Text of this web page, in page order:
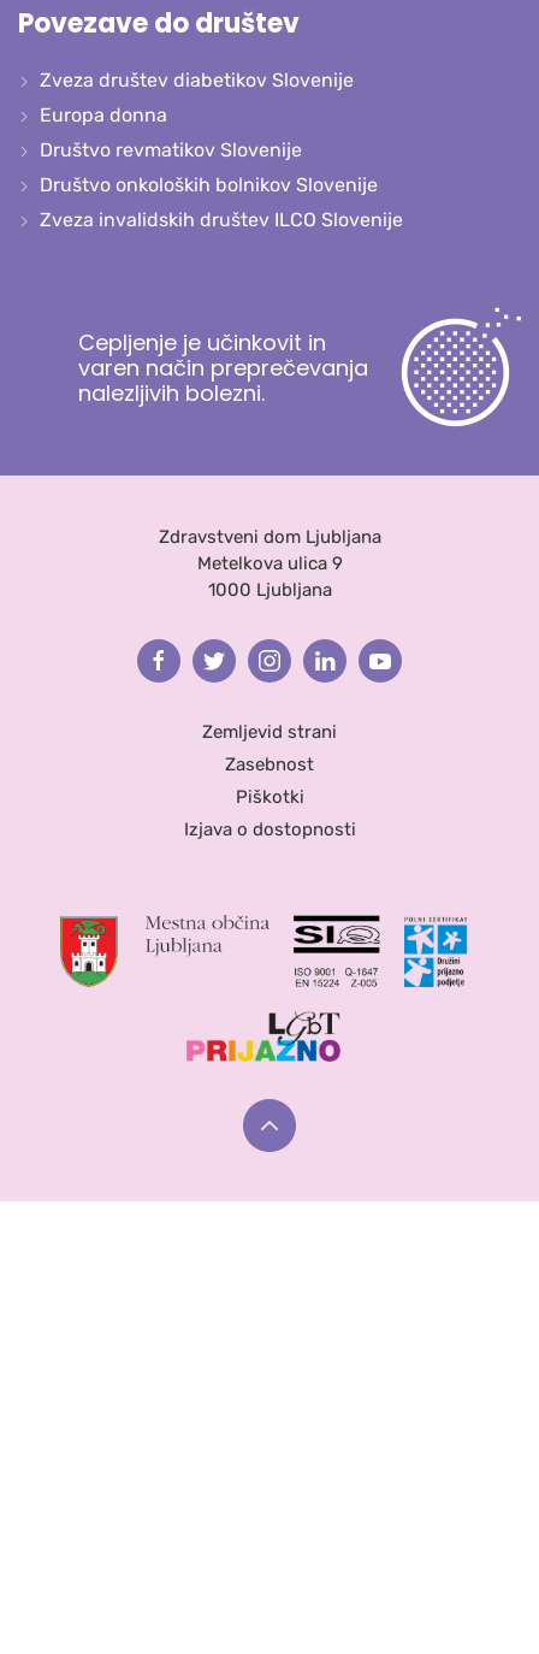
Povezave do društev
Zveza društev diabetikov Slovenije
Europa donna
Društvo revmatikov Slovenije
Društvo onkoloških bolnikov Slovenije
Zveza invalidskih društev ILCO Slovenije
Cepljenje je učinkovit in
varen način preprečevanja
nalezljivih bolezni.
Zdravstveni dom Ljubljana
Metelkova ulica 9
1000 Ljubljana
FacebookTwitterInstagramLinkedinYoutube
Zemljevid strani
Zasebnost
Piškotki
Izjava o dostopnosti